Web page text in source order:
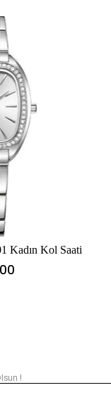
Kadın Kol Saati
!